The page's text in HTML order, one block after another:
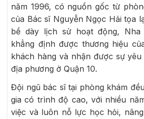
năm 1996, có nguồn gốc từ
của Bác sĩ Nguyễn Ngọc Hải tọa
bề dày lịch sử hoạt động, Nha
khẳng định được thương hiệu
khách hàng và nhận được sự
địa phương ở Quận 10.
Đội ngũ bác sĩ tại phòng khám
gia có trình độ cao, với nhiều
việc và luôn nỗ lực học hỏi,